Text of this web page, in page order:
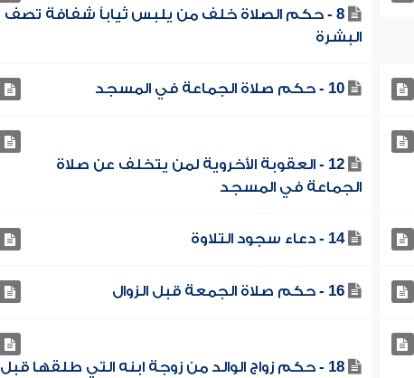
8 - حكم الصلاة خلف من يلبس ثياباً شفافة تصف
البشرة
10 - حكم صلاة الجماعة في المسجد
12 - العقوبة الأخروية لمن يتخلف عن صلاة
الجماعة في المسجد
14 - دعاء سجود التلاوة
16 - حكم صلاة الجمعة قبل الزوال
18 - حكم زواج الوالد من زوجة ابنه التي طلقها قبل